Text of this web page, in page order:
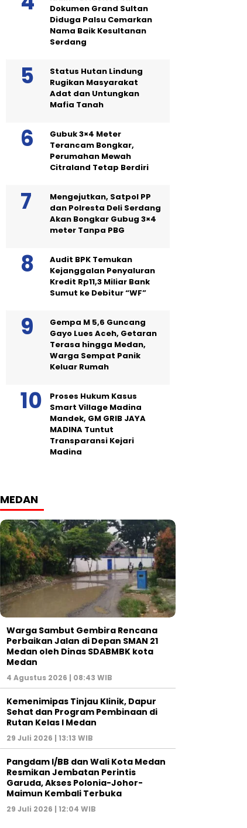
Dokumen Grand Sultan
Diduga Palsu Cemarkan
Nama Baik Kesultanan
Serdang
Status Hutan Lindung
Rugikan Masyarakat
Adat dan Untungkan
Mafia Tanah
Gubuk 3×4 Meter
Terancam Bongkar,
Perumahan Mewah
Citraland Tetap Berdiri
Mengejutkan, Satpol PP
dan Polresta Deli Serdang
Akan Bongkar Gubug 3×4
meter Tanpa PBG
Audit BPK Temukan
Kejanggalan Penyaluran
Kredit Rp11,3 Miliar Bank
Sumut ke Debitur “WF”
Gempa M 5,6 Guncang
Gayo Lues Aceh, Getaran
Terasa hingga Medan,
Warga Sempat Panik
Keluar Rumah
Proses Hukum Kasus
Smart Village Madina
Mandek, GM GRIB JAYA
MADINA Tuntut
Transparansi Kejari
Madina
MEDAN
Warga Sambut Gembira Rencana
Perbaikan Jalan di Depan SMAN 21
Medan oleh Dinas SDABMBK kota
Medan
4 Agustus 2026 | 08:43 WIB
Kemenimipas Tinjau Klinik, Dapur
Sehat dan Program Pembinaan di
Rutan Kelas I Medan
29 Juli 2026 | 13:13 WIB
Pangdam I/BB dan Wali Kota Medan
Resmikan Jembatan Perintis
Garuda, Akses Polonia-Johor-
Maimun Kembali Terbuka
29 Juli 2026 | 12:04 WIB